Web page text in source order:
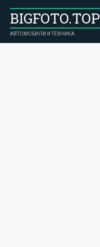
BIGFOTO.TOP
АВТОМОБИЛИ И ТЕХНИКА